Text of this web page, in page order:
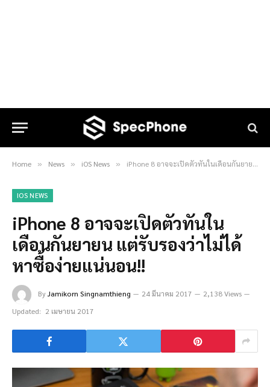
Home » News » iOS News » iPhone 8 อาจจะเปิดตัวทันในเดือนกันยายน แต่รับรองว่าไม่ได้หาซื้อง่ายแน่นอน!!
IOS NEWS
iPhone 8 อาจจะเปิดตัวทันใน
เดือนกันยายน แต่รับรองว่าไม่ได้
หาซื้อง่ายแน่นอน!!
ByJamikorn Singnamthieng 24 มีนาคม 2017
2,138 Views
Updated: 2 เมษายน 2017